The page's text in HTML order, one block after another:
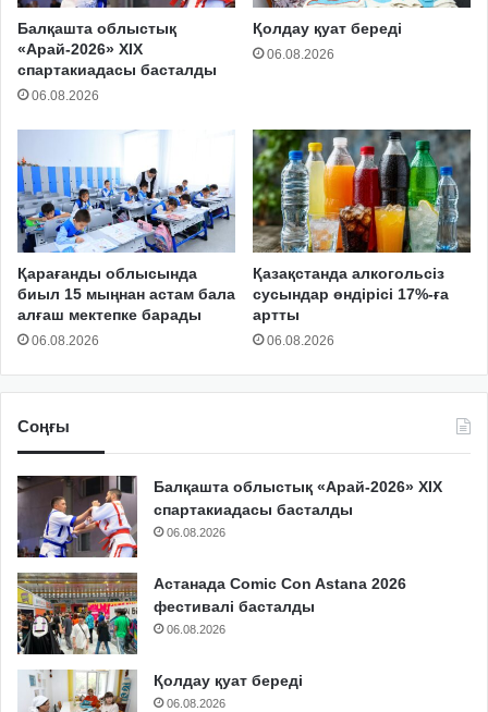
Балқашта облыстық
«Арай-2026» XIX
спартакиадасы басталды
06.08.2026
Қолдау қуат береді
06.08.2026
Қарағанды облысында
биыл 15 мыңнан астам бала
алғаш мектепке барады
06.08.2026
Қазақстанда алкогольсіз
сусындар өндірісі 17%-ға
артты
06.08.2026
Соңғы
Балқашта облыстық «Арай-2026» XIX
спартакиадасы басталды
06.08.2026
Астанада Comic Con Astana 2026
фестивалі басталды
06.08.2026
Қолдау қуат береді
06.08.2026